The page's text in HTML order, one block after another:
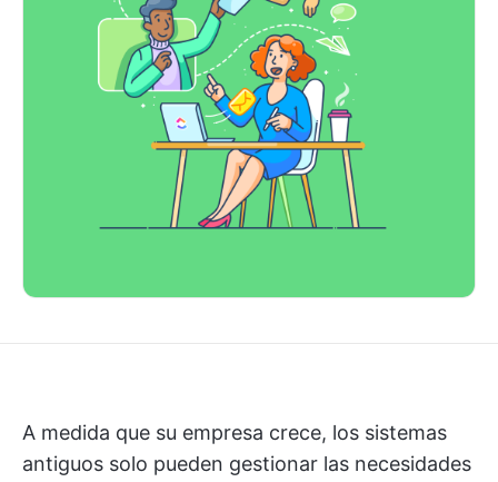
A medida que su empresa crece, los sistemas
antiguos solo pueden gestionar las necesidades